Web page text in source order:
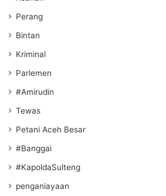
Perang
Bintan
Kriminal
Parlemen
#Amirudin
Tewas
Petani Aceh Besar
#Banggai
#KapoldaSulteng
penganiayaan